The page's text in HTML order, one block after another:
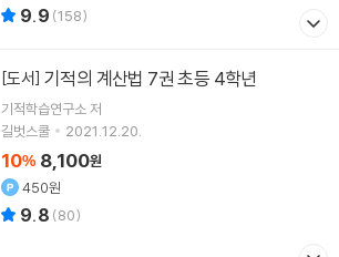
9.9 (158)
[도서] 기적의 계산법 7권 초등 4학년
기적학습연구소 저
길벗스쿨
2021.12.20.
10% 8,100원
450원
9.8 (80)